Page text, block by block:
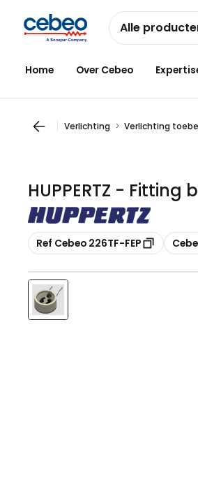
naar
navigatie
naar
inhoud
Alle
Home Over Cebeo
Verlichting Verlichting
HUPPERTZ - Fitting
Kopiëren
Ref Cebeo 226TF-FEP